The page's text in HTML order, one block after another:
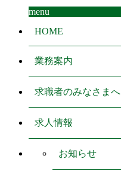
menu
HOME
業務案内
求職者のみなさまへ
求人情報
お知らせ